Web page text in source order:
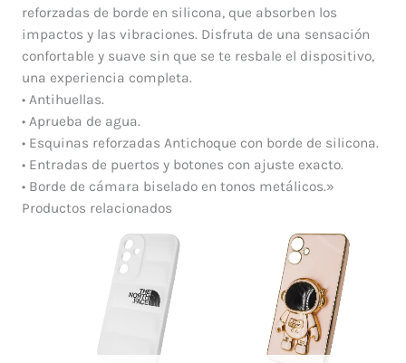
reforzadas de borde en silicona, que absorben los
impactos y las vibraciones. Disfruta de una sensación
confortable y suave sin que se te resbale el dispositivo,
una experiencia completa.
• Antihuellas.
• Aprueba de agua.
• Esquinas reforzadas Antichoque con borde de silicona.
• Entradas de puertos y botones con ajuste exacto.
• Borde de cámara biselado en tonos metálicos.»
Productos relacionados